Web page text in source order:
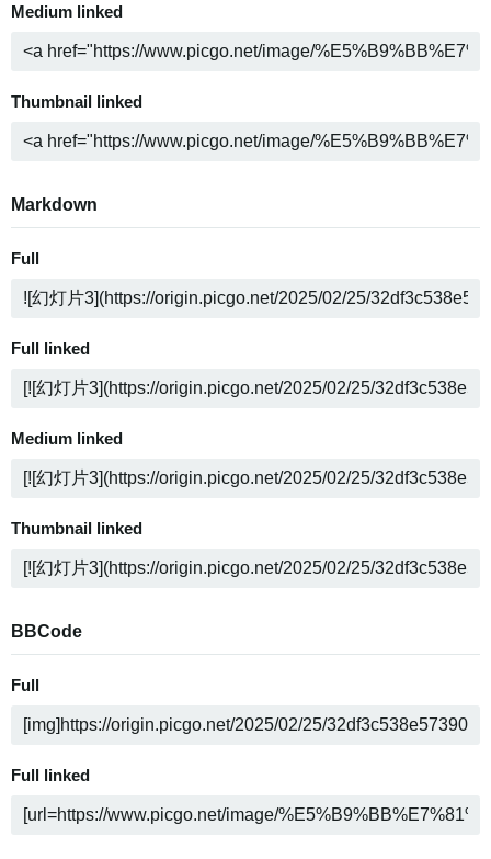
Medium linked
Thumbnail linked
Markdown
Full
Full linked
Medium linked
Thumbnail linked
BBCode
Full
Full linked